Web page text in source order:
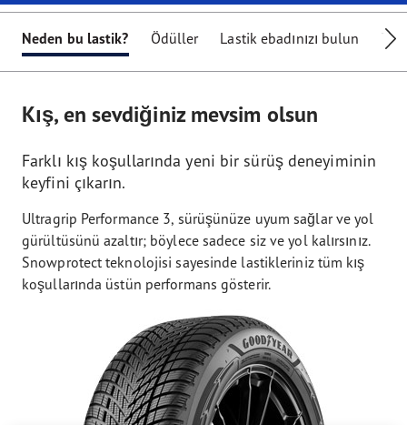
Neden bu lastik? Ödüller Lastik ebadınızı bulun
Kış, en sevdiğiniz mevsim olsun
Farklı kış koşullarında yeni bir sürüş deneyiminin
keyfini çıkarın.
Ultragrip Performance 3, sürüşünüze uyum sağlar ve yol
gürültüsünü azaltır; böylece sadece siz ve yol kalırsınız.
Snowprotect teknolojisi sayesinde lastikleriniz tüm kış
koşullarında üstün performans gösterir.